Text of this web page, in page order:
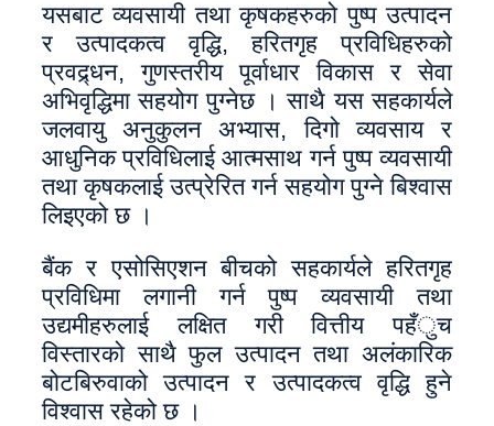
यसबाट व्यवसायी तथा कृषकहरुको पुष्प उत्पादन
र उत्पादकत्व वृद्धि, हरितगृह प्रविधिहरुको
प्रवद्र्धन, गुणस्तरीय पूर्वाधार विकास र सेवा
अभिवृद्धिमा सहयोग पुग्नेछ । साथै यस सहकार्यले
जलवायु अनुकुलन अभ्यास, दिगो व्यवसाय र
आधुनिक प्रविधिलाई आत्मसाथ गर्न पुष्प व्यवसायी
तथा कृषकलाई उत्प्रेरित गर्न सहयोग पुग्ने बिश्वास
लिइएको छ ।
बैंक र एसोसिएशन बीचको सहकार्यले हरितगृह
प्रविधिमा लगानी गर्न पुष्प व्यवसायी तथा
उद्यमीहरुलाई लक्षित गरी वित्तीय पहँुच
विस्तारको साथै फुल उत्पादन तथा अलंकारिक
बोटबिरुवाको उत्पादन र उत्पादकत्व वृद्धि हुने
विश्वास रहेको छ ।